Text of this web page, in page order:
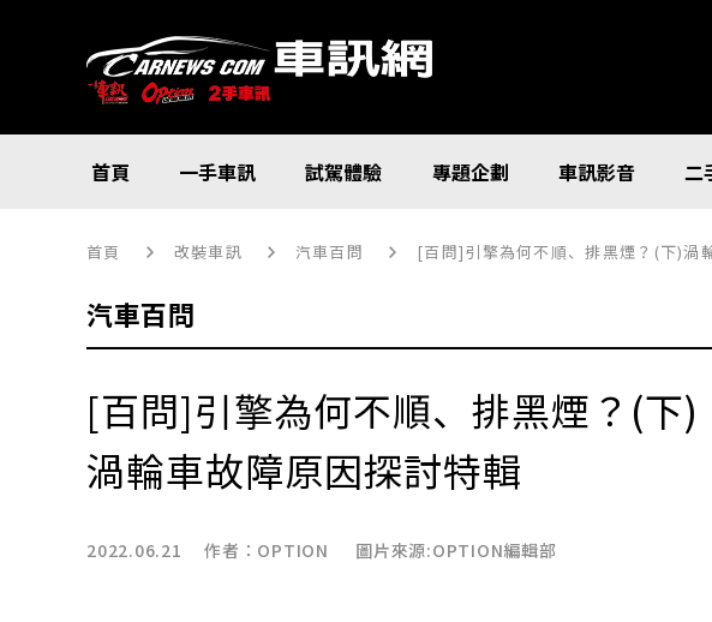
首頁 一手車訊 試駕體驗 專題企劃 車訊影音 二
首頁 改裝車訊 汽車百問 [百問]引擎為何不順、排黑煙？(下)渦
汽車百問
[百問]引擎為何不順、排黑煙？(下)
渦輪車故障原因探討特輯
2022.06.21 作者： OPTION 圖片來源:OPTION編輯部